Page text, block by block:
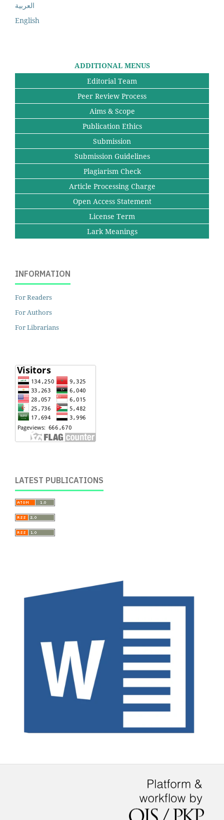
العربية
English
ADDITIONAL MENUS
Editorial Team
Peer Review Process
Aims & Scope
Publication Ethics
Submission
Submission Guidelines
Plagiarism Check
Article Processing Charge
Open Access Statement
License Term
Lark Meanings
INFORMATION
For Readers
For Authors
For Librarians
LATEST PUBLICATIONS